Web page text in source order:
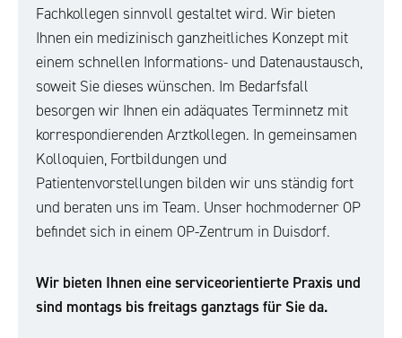
Fachkollegen sinnvoll gestaltet wird. Wir bieten
Ihnen ein medizinisch ganzheitliches Konzept mit
einem schnellen Informations- und Datenaustausch,
soweit Sie dieses wünschen. Im Bedarfsfall
besorgen wir Ihnen ein adäquates Terminnetz mit
korrespondierenden Arztkollegen. In gemeinsamen
Kolloquien, Fortbildungen und
Patientenvorstellungen bilden wir uns ständig fort
und beraten uns im Team. Unser hochmoderner OP
befindet sich in einem OP-Zentrum in Duisdorf.
Wir bieten Ihnen eine serviceorientierte Praxis und
sind montags bis freitags ganztags für Sie da.